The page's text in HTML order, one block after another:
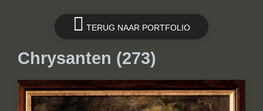
TERUG NAAR PORTFOLIO
Chrysanten (273)